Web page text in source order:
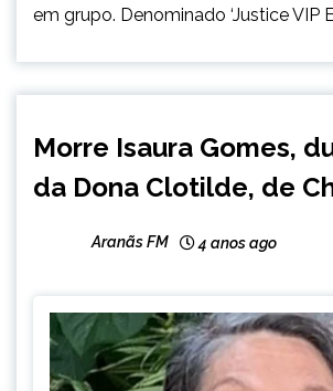
em grupo. Denominado ‘Justice VIP
Morre Isaura Gomes,
da Dona Clotilde, de
Aranãs FM 4 anos ago